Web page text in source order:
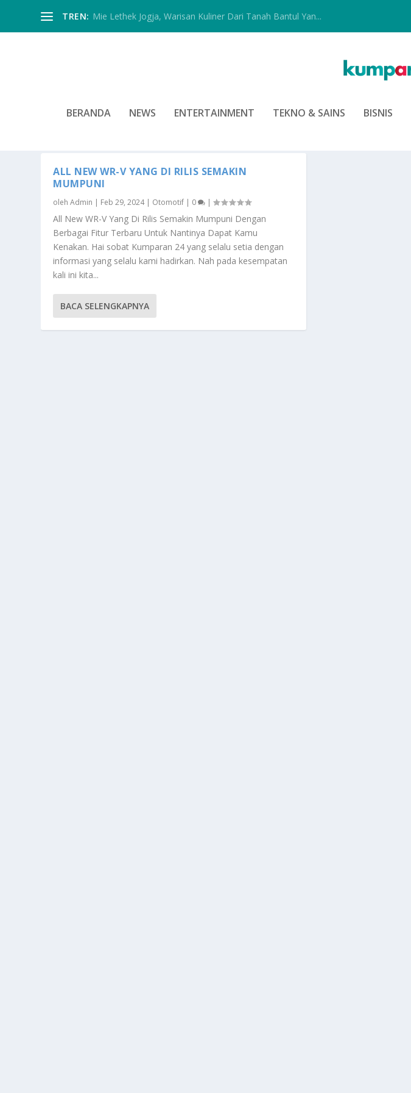
TREN: Mie Lethek Jogja, Warisan Kuliner Dari Tanah Bantul Yan...
BERANDA NEWS ENTERTAINMENT TEKNO & SAINS BISNIS
ALL NEW WR-V YANG DI RILIS SEMAKIN
MUMPUNI
olehAdmin | Feb 29, 2024| Otomotif | 0 |
All New WR-V Yang Di Rilis Semakin Mumpuni Dengan
Berbagai Fitur Terbaru Untuk Nantinya Dapat Kamu
Kenakan. Hai sobat Kumparan 24 yang selalu setia dengan
informasi yang selalu kami hadirkan. Nah pada kesempatan
kali ini kita...
BACA SELENGKAPNYA